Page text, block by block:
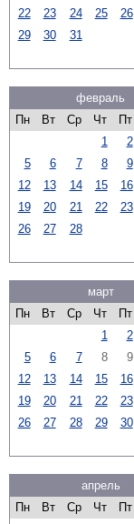
22
23 24 25 26
29
30 31
февраль
Пн
Вт Ср Чт Пт
1
2
5
6 7 8 9
12
13 14 15 16
19
20 21 22 23
26
27 28
март
Пн
Вт Ср Чт Пт
1
2
5
6 7 8 9
12
13 14 15 16
19
20 21 22 23
26
27 28 29 30
апрель
Пн
Вт Ср Чт Пт